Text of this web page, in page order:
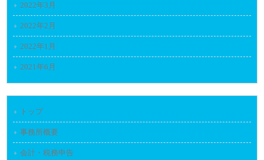
2022年3月
2022年2月
2022年1月
2021年6月
トップ
事務所概要
会計・税務申告